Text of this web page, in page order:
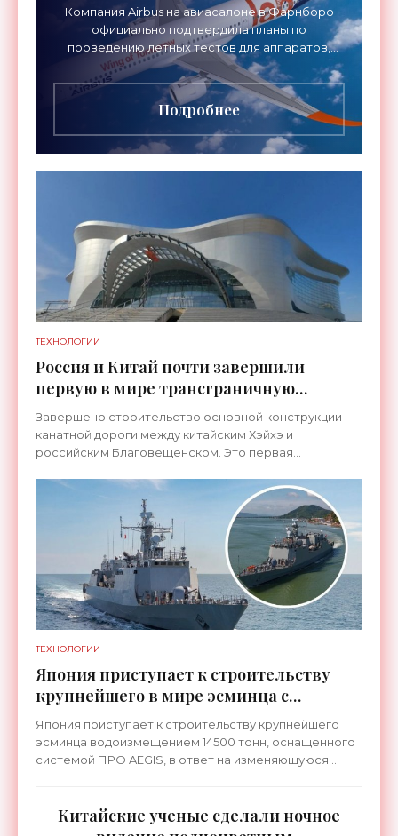
Компания Airbus на авиасалоне в Фарнборо
официально подтвердила планы по
проведению летных тестов для аппаратов,
созданных в рамках нового проекта «Крыло
будущего». Цель разработки
Подробнее
ТЕХНОЛОГИИ
Россия и Китай почти завершили
первую в мире трансграничную
канатную дорогу между двумя
странами - «Технологии»
Завершено строительство основной конструкции
канатной дороги между китайским Хэйхэ и
российским Благовещенском. Это первая
соединит не просто два города, а
ТЕХНОЛОГИИ
Япония приступает к строительству
крупнейшего в мире эсминца с
системой ПРО AEGIS - «Оружие»
Япония приступает к строительству крупнейшего
эсминца водоизмещением 14500 тонн, оснащенного
системой ПРО AEGIS, в ответ на изменяющуюся
Китайские ученые сделали ночное